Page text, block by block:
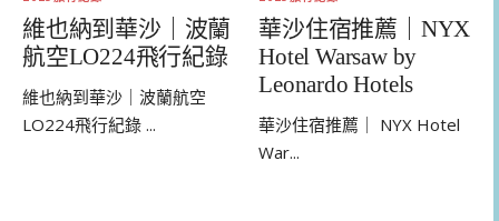
維也納到華沙｜波蘭
航空LO224飛行紀錄
維也納到華沙｜波蘭航空
LO224飛行紀錄 ...
華沙住宿推薦｜NYX
Hotel Warsaw by
Leonardo Hotels
華沙住宿推薦｜ NYX Hotel
War...